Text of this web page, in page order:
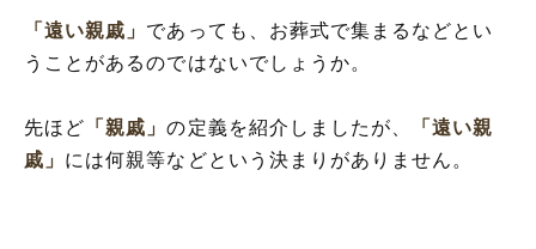
「遠い親戚」 であっても、お葬式で集まるなどとい
うことがあるのではないでしょうか。
先ほど 「親戚」の定義を紹介しましたが、
「遠い親
戚」 には何親等などという決まりがありません。